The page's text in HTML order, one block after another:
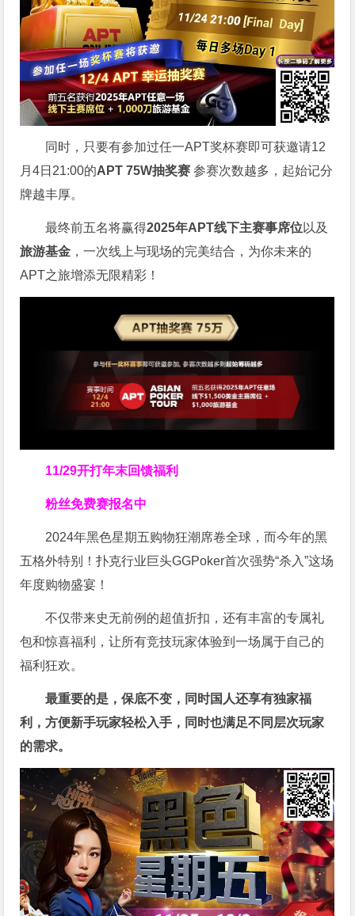
同时，只要有参加过任一APT奖杯赛即可获邀请12
月4日21:00的APT 75W抽奖赛参赛次数越多，起始记分
牌越丰厚。
最终前五名将赢得2025年APT线下主赛事席位以及
旅游基金 ，一次线上与现场的完美结合，为你未来的
APT之旅增添无限精彩！
11/29开打年末回馈福利
粉丝免费赛报名中
2024年黑色星期五购物狂潮席卷全球，而今年的黑
五格外特别！扑克行业巨头GGPoker首次强势“杀入”这场
年度购物盛宴！
不仅带来史无前例的超值折扣，还有丰富的专属礼
包和惊喜福利，让所有竞技玩家体验到一场属于自己的
福利狂欢。
最重要的是，保底不变，同时国人还享有独家福
利，方便新手玩家轻松入手，同时也满足不同层次玩家
的需求。